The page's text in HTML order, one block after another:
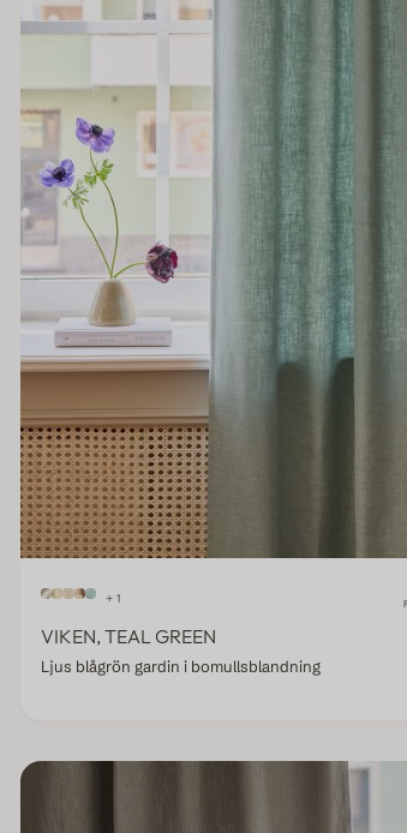
+ 1
VIKEN, TEAL GREEN
Ljus blågrön gardin i bomullsblandning